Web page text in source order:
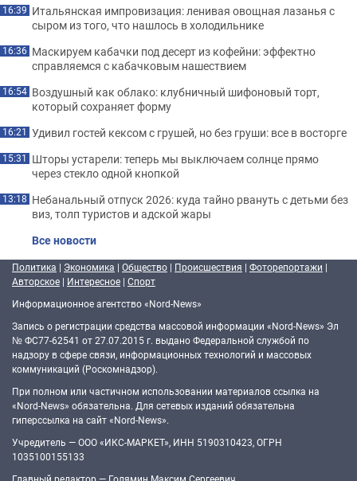
16:39 Итальянская импровизация: ленивая овощная лазанья с
сыром из того, что нашлось в холодильнике
16:36 Маскируем кабачки под десерт из кофейни: эффектно
справляемся с кабачковым нашествием
16:54 Воздушный как облако: клубничный шифоновый торт,
который сохраняет форму
16:21 Удивил гостей кексом с грушей, но без груши: все в восторге
15:31 Шторы устарели: теперь мы выключаем солнце прямо
через стекло одной кнопкой
13:18 Небанальный отпуск 2026: куда тайно рвануть с детьми без
виз, толп туристов и адской жары
Все новости
Политика | Экономика | Общество | Происшествия | Фоторепортажи |
Авторское | Интересное | Спорт
Информационное агентство «Nord-News»
Запись о регистрации средства массовой информации «Nord-News» Эл
№ ФС77-62541 от 27.07.2015 г. выдано Федеральной службой по
надзору в сфере связи, информационных технологий и массовых
коммуникаций (Роскомнадзор).
При полном или частичном использовании материалов ссылка на
«Nord-News» обязательна. Для сетевых изданий обязательна
гиперссылка на сайт «Nord-News».
Учредитель — ООО «ИКС-МАРКЕТ», ИНН 5190310423, ОГРН
1035100155133